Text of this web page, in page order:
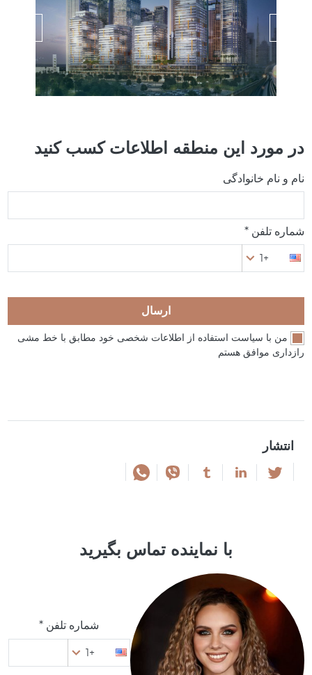
در مورد این منطقه اطلاعات کسب کنید
نام و نام خانوادگی
شماره تلفن *
+1
ارسال
من با سیاست استفاده از اطلاعات شخصی خود مطابق با خط مشی
رازداری موافق هستم
انتشار
با نماینده تماس بگیرید
شماره تلفن *
+1